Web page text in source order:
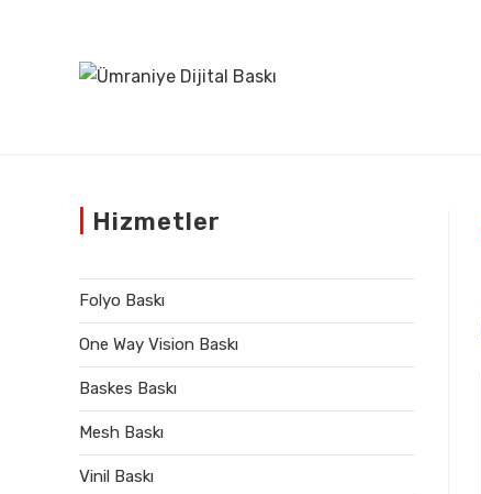
Hizmetler
Folyo Baskı
One Way Vision Baskı
Baskes Baskı
Mesh Baskı
Vinil Baskı